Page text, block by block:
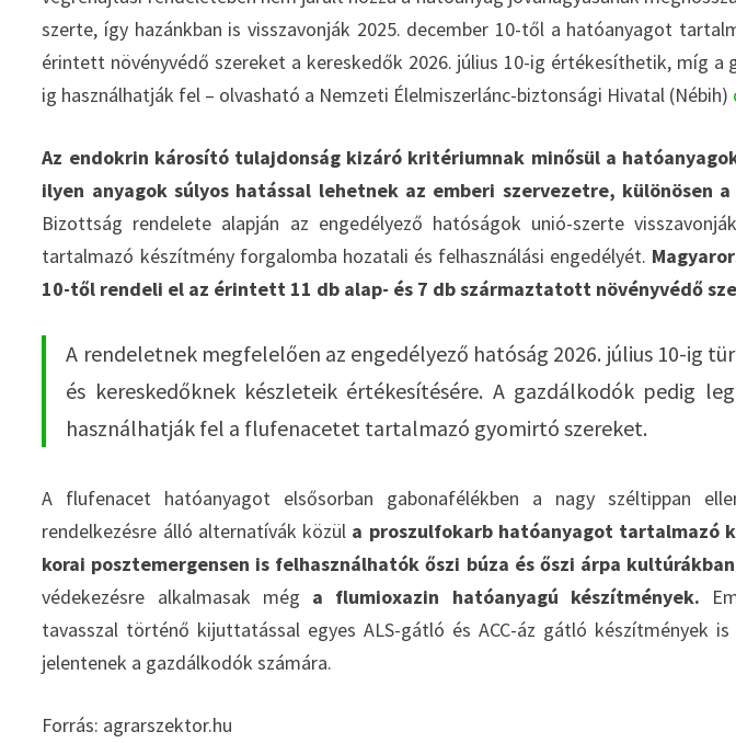
szerte, így hazánkban is visszavonják 2025. december 10-től a hatóanyagot
érintett növényvédő szereket a kereskedők 2026. július 10-ig értékesíthetik, míg a
ig használhatják fel – olvasható a Nemzeti Élelmiszerlánc-biztonsági Hivatal (Nébih)
Az endokrin károsító tulajdonság kizáró kritériumnak minősül a
ilyen anyagok súlyos hatással lehetnek az emberi szervezetre, különösen
Bizottság rendelete alapján az engedélyező hatóságok unió-szerte
tartalmazó készítmény forgalomba hozatali és felhasználási engedélyét.
10-től rendeli el az érintett 11 db alap- és 7 db származtatott növényvédő
A rendeletnek megfelelően az engedélyező hatóság 2026. július 10-ig
és kereskedőknek készleteik értékesítésére. A gazdálkodók pedig
használhatják fel a flufenacetet tartalmazó gyomirtó szereket.
A flufenacet hatóanyagot elsősorban gabonafélékben a nagy széltippan
rendelkezésre álló alternatívák közül a proszulfokarb hatóanyagot tartalmazó
korai posztemergensen is felhasználhatók őszi búza és őszi árpa kultúrákban
védekezésre alkalmasak még a flumioxazin hatóanyagú készítmények.
tavasszal történő kijuttatással egyes ALS-gátló és ACC-áz gátló készítmények
jelentenek a gazdálkodók számára.
Forrás: agrarszektor.hu